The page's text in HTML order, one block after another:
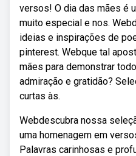
versos! O dia das mães é
muito especial e nos.
ideias e inspirações de
pinterest. Webque tal
mães para demonstrar
admiração e gratidão?
curtas às.
Webdescubra nossa
uma homenagem em
Palavras carinhosas e